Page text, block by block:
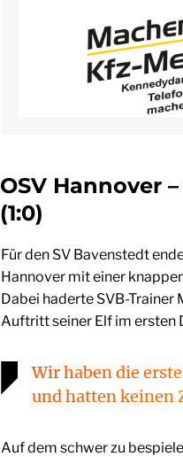
OSV Hannover
(1:0)
Für den SV Bavenstedt
Hannover mit einer
Dabei haderte SVB-
Auftritt seiner Elf im ersten
Wir haben die
und hatten keinen
Auf dem schwer zu